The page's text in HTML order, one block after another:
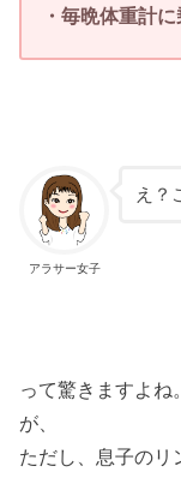
・毎晩体重計
アラサー女子
え？
って驚きますよね
が、
ただし、息子のリ